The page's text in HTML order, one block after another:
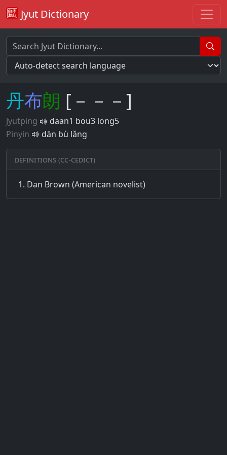
Jyut Dictionary
丹布朗 [－－－]
Jyutping
daan1 bou3 long5
Pinyin
dān bù lǎng
Definitions (CC-CEDICT)
Dan Brown (American novelist)